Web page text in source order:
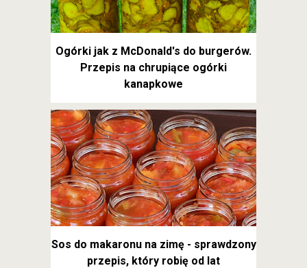
Ogórki jak z McDonald's do burgerów.
Przepis na chrupiące ogórki
kanapkowe
Sos do makaronu na zimę - sprawdzony
przepis, który robię od lat